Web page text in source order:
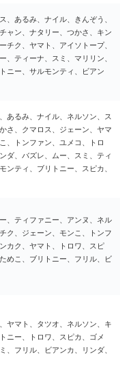
、あるみ、ナイル、きんぞう、
ャン、ナタリー、つかさ、キン
チク、ヤマト、アイソトープ、
、ティーナ、スミ、マリリン、
ニー、サルモンティ、ビアン
あるみ、ナイル、ネルソン、ス
さ、クマロス、ジェーン、ヤマ
、トンファン、ユメコ、トロ
ダ、バズレ、ムー、スミ、ティ
ンティ、ブリトニー、スピカ、
、ティファニー、アンヌ、ネル
ク、ジェーン、モンこ、トンフ
カク、ヤマト、トロワ、スピ
めこ、ブリトニー、フリル、ビ
ヤマト、タツオ、ネルソン、キ
ニー、トロワ、スピカ、ゴメ
、フリル、ビアンカ、リンダ、